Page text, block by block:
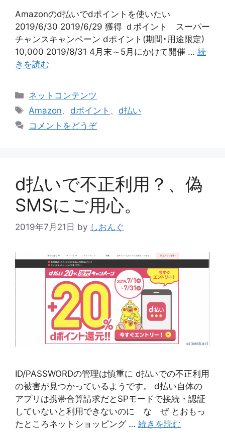
Amazonのd払いでdポイントを使いたい
2019/6/30 2019/6/29 獲得 ｄポイント スーパー
チャンスキャンペーン dポイント(期間･用途限定)
10,000 2019/8/31 4月末～5月にかけて開催 … 続
きを読む
カ
テ
リ
ネットコンテンツ
タ
Amazon、 dポイント 、 d払い
コメントをどうぞ
d払いで不正利用？、偽
SMSにご用心。
2019年7月21日 by しおんぐ
ID/PASSWORDの管理は慎重に d払いでの不正利用
の被害が見つかっているようです。 d払い自体の
アプリは携帯合算請求だとSPモードで接続・認証
していないと利用できないのに な ぜ とおもっ
たところネットショッピング … 続きを読む